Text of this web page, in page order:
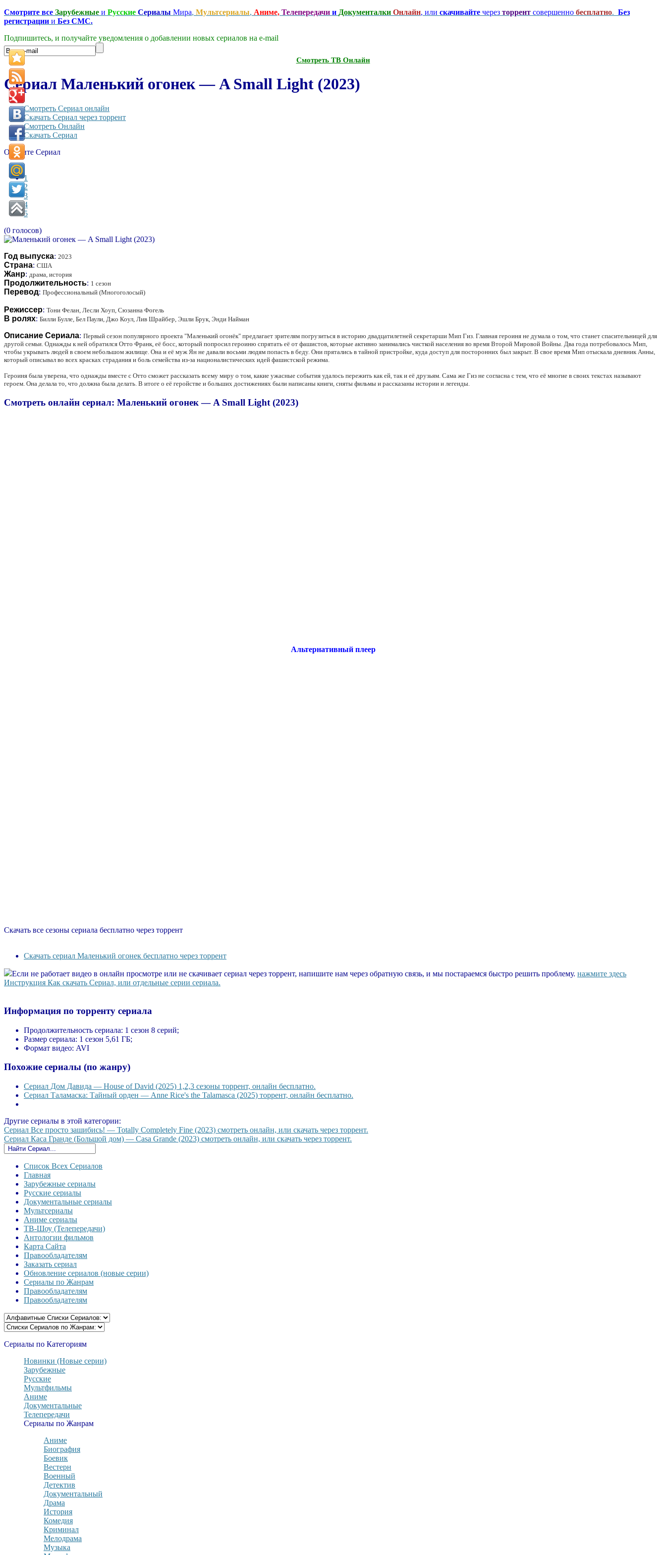
Смотрите все Зарубежные и Русские Сериалы Мира, Мультсериалы, Аниме, Телепередачи и Документалки Онлайн, или скачивайте через торрент совершенно бесплатно. Без
регистрации и Без СМС.
Подпишитесь, и получайте уведомления о добавлении новых сериалов на e-mаil
Смотреть ТВ Онлайн
Сериал Маленький огонек — A Small Light (2023)
Смотреть Сериал онлайн
Скачать Сериал через торрент
Смотреть Онлайн
Скачать Сериал
Оцените Сериал
1
2
3
4
5
(0 голосов)
Год выпуска: 2023
Страна: США
Жанр: драма, история
Продолжительность: 1 сезон
Перевод: Профессиональный (Многоголосый)
Режиссер: Тони Фелан, Лесли Хоуп, Сюзанна Фогель
В ролях: Билли Булле, Бел Паули, Джо Коул, Лив Шрайбер, Эшли Брук, Энди Найман
Описание Сериала: Первый сезон популярного проекта "Маленький огонёк" предлагает зрителям погрузиться в историю двадцатилетней секретарши Мип Гиз. Главная героиня не думала о том, что станет спасительницей для
другой семьи. Однажды к ней обратился Отто Франк, её босс, который попросил героиню спрятать её от фашистов, которые активно занимались чисткой населения во время Второй Мировой Войны. Два года потребовалось Мип,
чтобы укрывать людей в своем небольшом жилище. Она и её муж Ян не давали восьми людям попасть в беду. Они прятались в тайной пристройке, куда доступ для посторонних был закрыт. В свое время Мип отыскала дневник Анны,
который описывал во всех красках страдания и боль семейства из-за националистических идей фашистской режима.
Героиня была уверена, что однажды вместе с Отто сможет рассказать всему миру о том, какие ужасные события удалось пережить как ей, так и её друзьям. Сама же Гиз не согласна с тем, что её многие в своих текстах называют
героем. Она делала то, что должна была делать. В итоге о её геройстве и больших достижениях были написаны книги, сняты фильмы и рассказаны истории и легенды.
Смотреть онлайн сериал: Маленький огонек — A Small Light (2023)
Альтернативный плеер
Скачать все сезоны сериала бесплатно через торрент
Скачать сериал Маленький огонек бесплатно через торрент
Если не работает видео в онлайн просмотре или не скачивает сериал через торрент, напишите нам через обратную связь, и мы постараемся быстро решить проблему. нажмите здесь
Инструкция Как скачать Сериал, или отдельные серии сериала.
Информация по торренту сериала
Продолжительность сериала: 1 сезон 8 серий;
Размер сериала: 1 сезон 5,61 ГБ;
Формат видео: AVI
Похожие сериалы (по жанру)
Сериал Дом Давида — House of David (2025) 1,2,3 сезоны торрент, онлайн бесплатно.
Сериал Таламаска: Тайный орден — Anne Rice's the Talamasca (2025) торрент, онлайн бесплатно.
Другие сериалы в этой категории:
Сериал Все просто зашибись! — Totally Completely Fine (2023) смотреть онлайн, или скачать через торрент.
Сериал Каса Гранде (Большой дом) — Casa Grande (2023) смотреть онлайн, или скачать через торрент.
Список Всех Сериалов
Главная
Зарубежные сериалы
Русские сериалы
Документальные сериалы
Мультсериалы
Аниме сериалы
ТВ-Шоу (Телепередачи)
Антологии фильмов
Карта Сайта
Правообладателям
Заказать сериал
Обновление сериалов (новые серии)
Сериалы по Жанрам
Правообладателям
Правообладателям
Сериалы по Категориям
Новинки (Новые серии)
Зарубежные
Русские
Мультфильмы
Аниме
Документальные
Телепередачи
Сериалы по Жанрам
Аниме
Биография
Боевик
Вестерн
Военный
Детектив
Документальный
Драма
История
Комедия
Криминал
Мелодрама
Музыка